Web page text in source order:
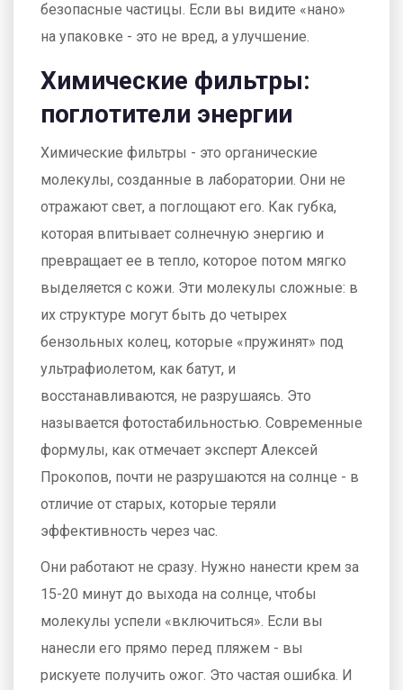
безопасные частицы. Если вы видите «нано»
на упаковке - это не вред, а улучшение.
Химические фильтры:
поглотители энергии
Химические фильтры - это органические
молекулы, созданные в лаборатории. Они не
отражают свет, а поглощают его. Как губка,
которая впитывает солнечную энергию и
превращает ее в тепло, которое потом мягко
выделяется с кожи. Эти молекулы сложные: в
их структуре могут быть до четырех
бензольных колец, которые «пружинят» под
ультрафиолетом, как батут, и
восстанавливаются, не разрушаясь. Это
называется фотостабильностью. Современные
формулы, как отмечает эксперт Алексей
Прокопов, почти не разрушаются на солнце - в
отличие от старых, которые теряли
эффективность через час.
Они работают не сразу. Нужно нанести крем за
15-20 минут до выхода на солнце, чтобы
молекулы успели «включиться». Если вы
нанесли его прямо перед пляжем - вы
рискуете получить ожог. Это частая ошибка. И